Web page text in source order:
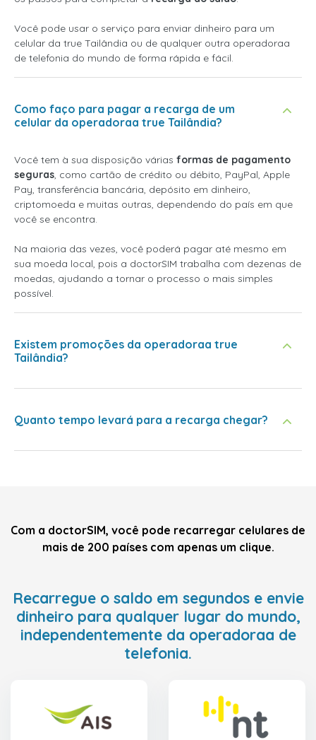
Você pode usar o serviço para enviar dinheiro para um
celular da true Tailândia ou de qualquer outra operadoraa
de telefonia do mundo de forma rápida e fácil.
Como faço para pagar a recarga de um
celular da operadoraa true Tailândia?
Você tem à sua disposição várias formas de pagamento
seguras, como cartão de crédito ou débito, PayPal, Apple
Pay, transferência bancária, depósito em dinheiro,
criptomoeda e muitas outras, dependendo do país em que
você se encontra.
Na maioria das vezes, você poderá pagar até mesmo em
sua moeda local, pois a doctorSIM trabalha com dezenas de
moedas, ajudando a tornar o processo o mais simples
possível.
Existem promoções da operadoraa true
Tailândia?
Quanto tempo levará para a recarga chegar?
Com a doctorSIM, você pode recarregar celulares de
mais de 200 países com apenas um clique.
Recarregue o saldo em segundos e envie
dinheiro para qualquer lugar do mundo,
independentemente da operadoraa de
telefonia.